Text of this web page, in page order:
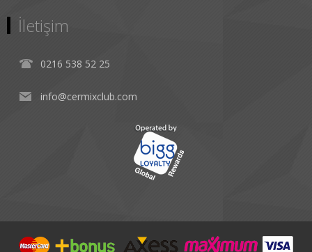
İletişim
0216 538 52 25
info@cermixclub.com